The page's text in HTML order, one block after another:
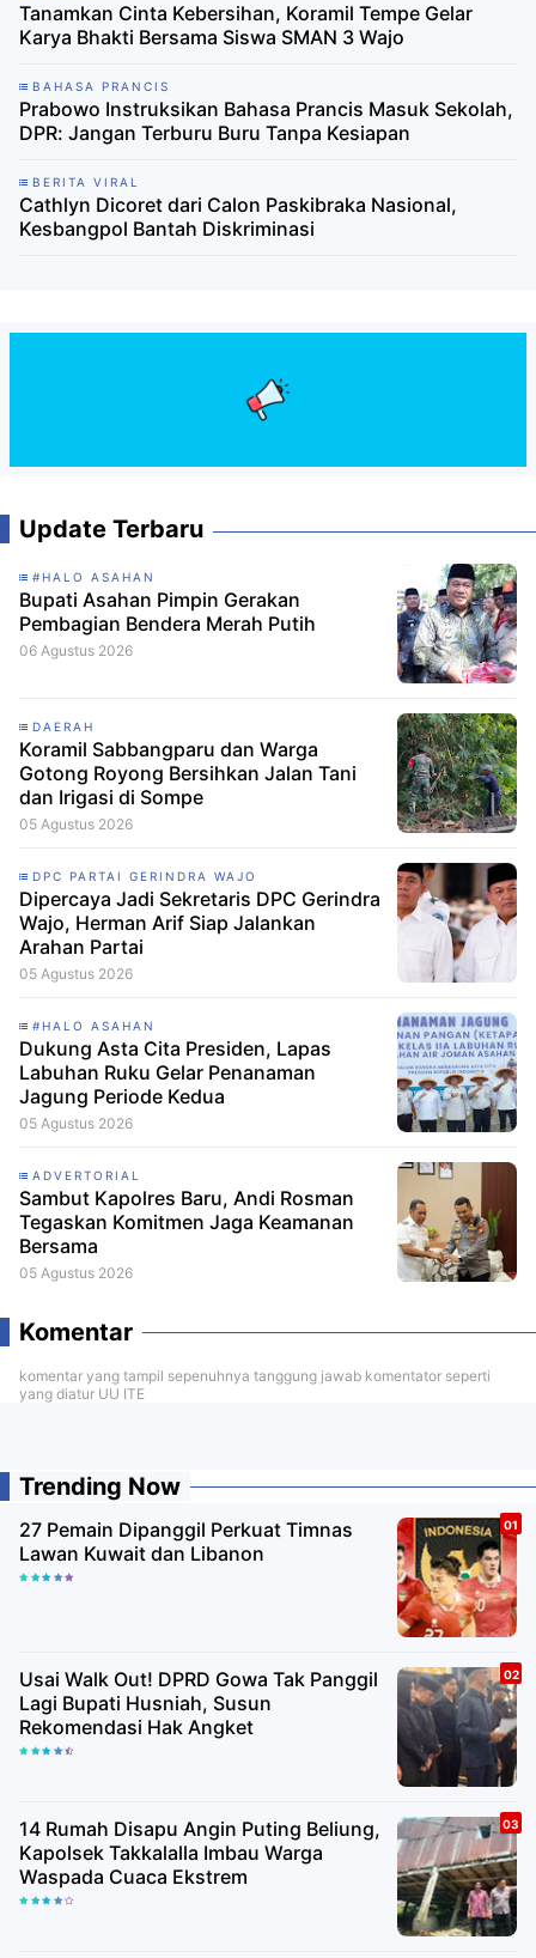
Tanamkan Cinta Kebersihan, Koramil Tempe Gelar
Karya Bhakti Bersama Siswa SMAN 3 Wajo
BAHASA PRANCIS
Prabowo Instruksikan Bahasa Prancis Masuk Sekolah,
DPR: Jangan Terburu Buru Tanpa Kesiapan
BERITA VIRAL
Cathlyn Dicoret dari Calon Paskibraka Nasional,
Kesbangpol Bantah Diskriminasi
Update Terbaru
#HALO ASAHAN
Bupati Asahan Pimpin Gerakan
Pembagian Bendera Merah Putih
06 Agustus 2026
DAERAH
Koramil Sabbangparu dan Warga
Gotong Royong Bersihkan Jalan Tani
dan Irigasi di Sompe
05 Agustus 2026
DPC PARTAI GERINDRA WAJO
Dipercaya Jadi Sekretaris DPC Gerindra
Wajo, Herman Arif Siap Jalankan
Arahan Partai
05 Agustus 2026
#HALO ASAHAN
Dukung Asta Cita Presiden, Lapas
Labuhan Ruku Gelar Penanaman
Jagung Periode Kedua
05 Agustus 2026
ADVERTORIAL
Sambut Kapolres Baru, Andi Rosman
Tegaskan Komitmen Jaga Keamanan
Bersama
05 Agustus 2026
Komentar
komentar yang tampil sepenuhnya tanggung jawab komentator seperti
yang diatur UU ITE
Trending Now
27 Pemain Dipanggil Perkuat Timnas
Lawan Kuwait dan Libanon
Usai Walk Out! DPRD Gowa Tak Panggil
Lagi Bupati Husniah, Susun
Rekomendasi Hak Angket
14 Rumah Disapu Angin Puting Beliung,
Kapolsek Takkalalla Imbau Warga
Waspada Cuaca Ekstrem